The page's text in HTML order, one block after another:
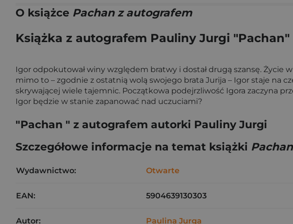
O książce Pachan z autografem
Książka z autografem Pauliny Jurgi "Pachan"
Igor odpokutował winy względem bratwy i dostał drugą szansę. Życie
mimo to – zgodnie z ostatnią wolą swojego brata Jurija – Igor staje na
skrywającej wiele tajemnic. Początkowa podejrzliwość Igora zaczyna
Igor będzie w stanie zapanować nad uczuciami?
"Pachan " z autografem autorki Pauliny Jurgi
Szczegółowe informacje na temat książki
Wydawnictwo: Otwarte
EAN: 5904639130303
Autor: Paulina Jurga